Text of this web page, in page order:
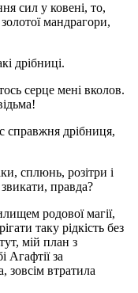
сил у ковені, то,
мандрагори,
дрібниці.
серце мені вколов.
справжня дрібниця,
сплюнь, розітри і
правда?
родової магії,
таку рідкість без
мій план з
Агафтії за
зовсім втратила